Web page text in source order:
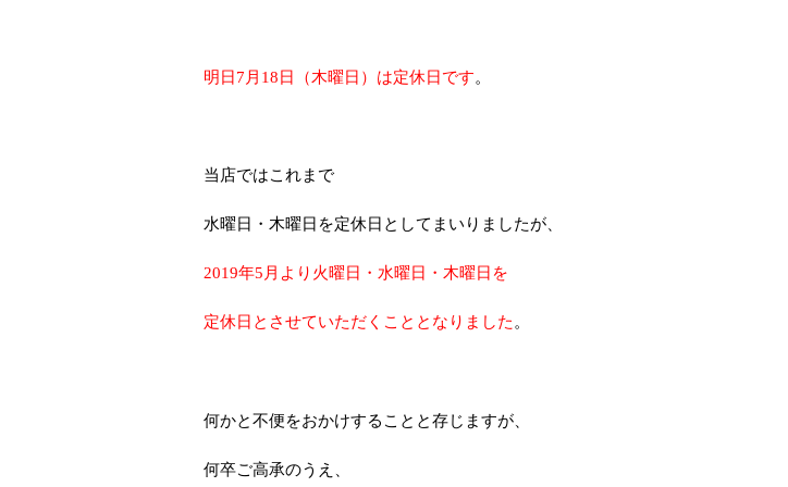
明日7月18日（木曜日）は定休日です。
当店ではこれまで
水曜日・木曜日を定休日としてまいりましたが、
2019年5月より火曜日・水曜日・木曜日を
定休日とさせていただくこととなりました。
何かと不便をおかけすることと存じますが、
何卒ご高承のうえ、